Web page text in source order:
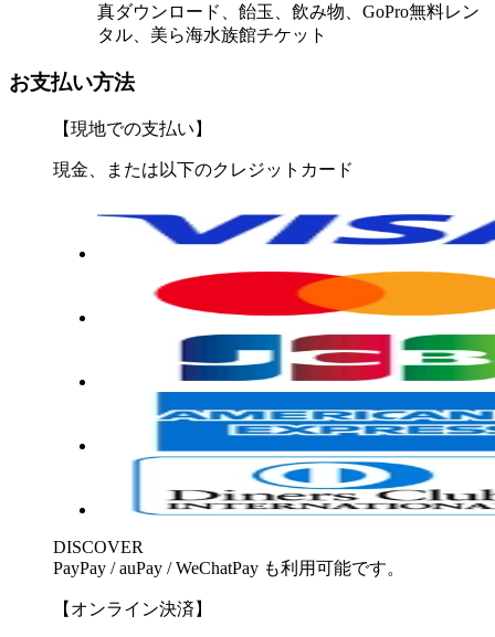
真ダウンロード、飴玉、飲み物、GoPro無料レン
タル、美ら海水族館チケット
お支払い方法
【現地での支払い】
現金、または以下のクレジットカード
DISCOVER
PayPay / auPay / WeChatPay も利用可能です。
【オンライン決済】